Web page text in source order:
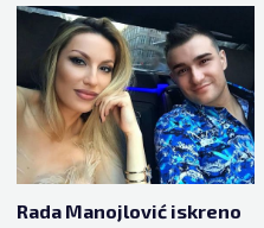
Rada Manojlović iskreno